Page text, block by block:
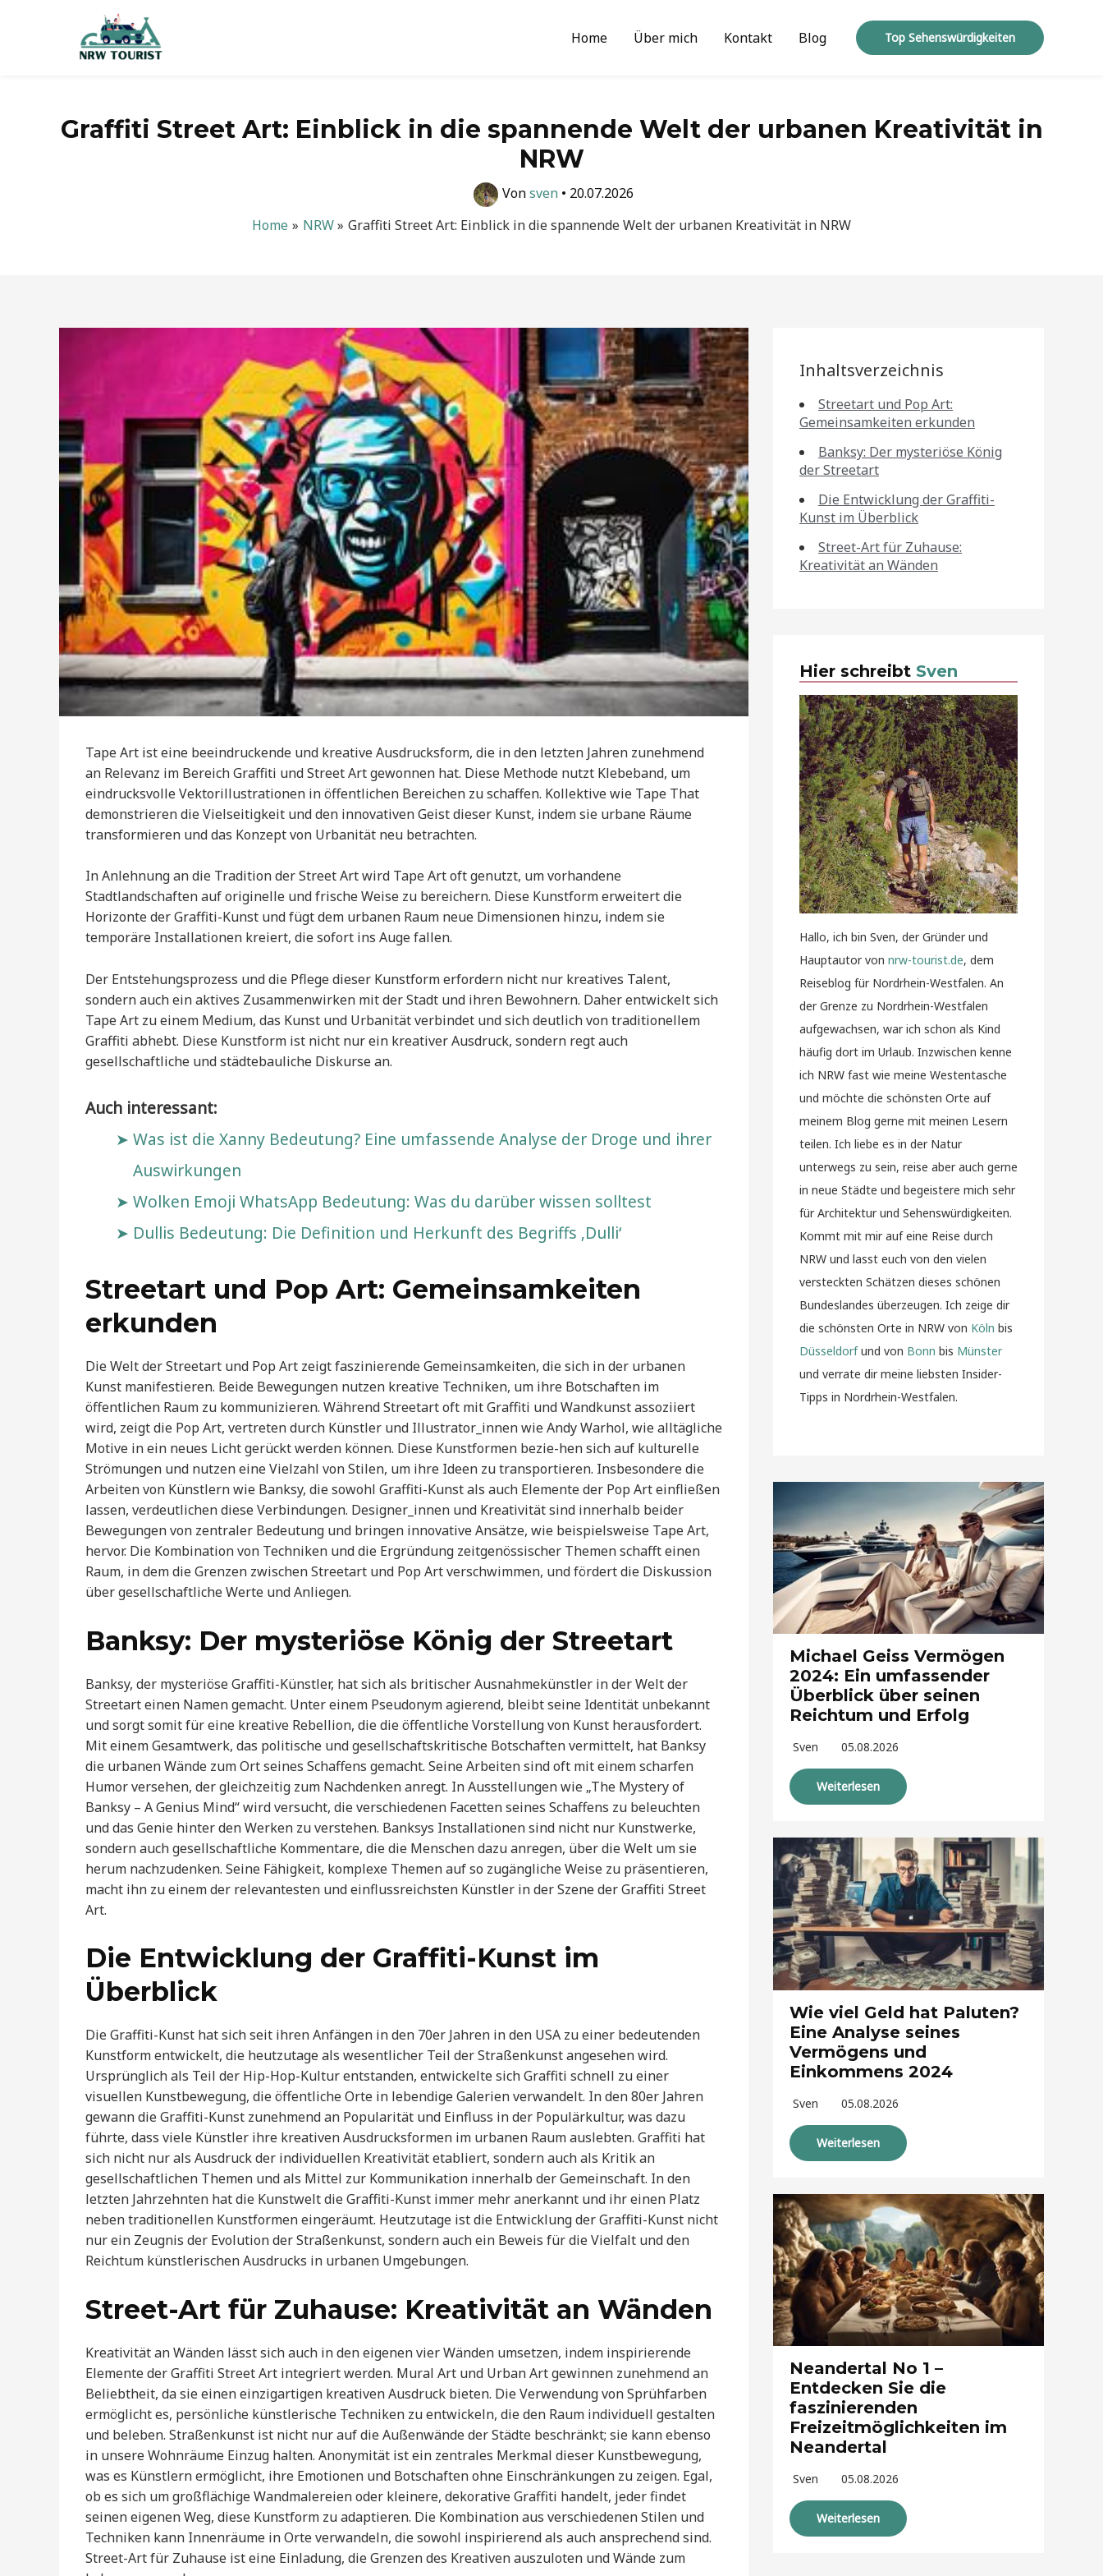
Home Über mich Kontakt Blog Top Sehenswürdigkeiten
Graffiti Street Art: Einblick in die spannende Welt der urbanen Kreativität in
NRW
Vonsven • 20.07.2026
Home
NRW Graffiti Street Art: Einblick in die spannende Welt der urbanen Kreativität in NRW
Tape Art ist eine beeindruckende und kreative Ausdrucksform, die in den letzten Jahren zunehmend
an Relevanz im Bereich Graffiti und Street Art gewonnen hat. Diese Methode nutzt Klebeband, um
eindrucksvolle Vektorillustrationen in öffentlichen Bereichen zu schaffen. Kollektive wie Tape That
demonstrieren die Vielseitigkeit und den innovativen Geist dieser Kunst, indem sie urbane Räume
transformieren und das Konzept von Urbanität neu betrachten.
In Anlehnung an die Tradition der Street Art wird Tape Art oft genutzt, um vorhandene
Stadtlandschaften auf originelle und frische Weise zu bereichern. Diese Kunstform erweitert die
Horizonte der Graffiti-Kunst und fügt dem urbanen Raum neue Dimensionen hinzu, indem sie
temporäre Installationen kreiert, die sofort ins Auge fallen.
Der Entstehungsprozess und die Pflege dieser Kunstform erfordern nicht nur kreatives Talent,
sondern auch ein aktives Zusammenwirken mit der Stadt und ihren Bewohnern. Daher entwickelt sich
Tape Art zu einem Medium, das Kunst und Urbanität verbindet und sich deutlich von traditionellem
Graffiti abhebt. Diese Kunstform ist nicht nur ein kreativer Ausdruck, sondern regt auch
gesellschaftliche und städtebauliche Diskurse an.
Auch interessant:
Was ist die Xanny Bedeutung? Eine umfassende Analyse der Droge und ihrer
Auswirkungen
Wolken Emoji WhatsApp Bedeutung: Was du darüber wissen solltest
Dullis Bedeutung: Die Definition und Herkunft des Begriffs ‚Dulli‘
Streetart und Pop Art: Gemeinsamkeiten
erkunden
Die Welt der Streetart und Pop Art zeigt faszinierende Gemeinsamkeiten, die sich in der urbanen
Kunst manifestieren. Beide Bewegungen nutzen kreative Techniken, um ihre Botschaften im
öffentlichen Raum zu kommunizieren. Während Streetart oft mit Graffiti und Wandkunst assoziiert
wird, zeigt die Pop Art, vertreten durch Künstler und Illustrator_innen wie Andy Warhol, wie alltägliche
Motive in ein neues Licht gerückt werden können. Diese Kunstformen bezie-hen sich auf kulturelle
Strömungen und nutzen eine Vielzahl von Stilen, um ihre Ideen zu transportieren. Insbesondere die
Arbeiten von Künstlern wie Banksy, die sowohl Graffiti-Kunst als auch Elemente der Pop Art einfließen
lassen, verdeutlichen diese Verbindungen. Designer_innen und Kreativität sind innerhalb beider
Bewegungen von zentraler Bedeutung und bringen innovative Ansätze, wie beispielsweise Tape Art,
hervor. Die Kombination von Techniken und die Ergründung zeitgenössischer Themen schafft einen
Raum, in dem die Grenzen zwischen Streetart und Pop Art verschwimmen, und fördert die Diskussion
über gesellschaftliche Werte und Anliegen.
Banksy: Der mysteriöse König der Streetart
Banksy, der mysteriöse Graffiti-Künstler, hat sich als britischer Ausnahmekünstler in der Welt der
Streetart einen Namen gemacht. Unter einem Pseudonym agierend, bleibt seine Identität unbekannt
und sorgt somit für eine kreative Rebellion, die die öffentliche Vorstellung von Kunst herausfordert.
Mit einem Gesamtwerk, das politische und gesellschaftskritische Botschaften vermittelt, hat Banksy
die urbanen Wände zum Ort seines Schaffens gemacht. Seine Arbeiten sind oft mit einem scharfen
Humor versehen, der gleichzeitig zum Nachdenken anregt. In Ausstellungen wie „The Mystery of
Banksy – A Genius Mind“ wird versucht, die verschiedenen Facetten seines Schaffens zu beleuchten
und das Genie hinter den Werken zu verstehen. Banksys Installationen sind nicht nur Kunstwerke,
sondern auch gesellschaftliche Kommentare, die die Menschen dazu anregen, über die Welt um sie
herum nachzudenken. Seine Fähigkeit, komplexe Themen auf so zugängliche Weise zu präsentieren,
macht ihn zu einem der relevantesten und einflussreichsten Künstler in der Szene der Graffiti Street
Art.
Die Entwicklung der Graffiti-Kunst im
Überblick
Die Graffiti-Kunst hat sich seit ihren Anfängen in den 70er Jahren in den USA zu einer bedeutenden
Kunstform entwickelt, die heutzutage als wesentlicher Teil der Straßenkunst angesehen wird.
Ursprünglich als Teil der Hip-Hop-Kultur entstanden, entwickelte sich Graffiti schnell zu einer
visuellen Kunstbewegung, die öffentliche Orte in lebendige Galerien verwandelt. In den 80er Jahren
gewann die Graffiti-Kunst zunehmend an Popularität und Einfluss in der Populärkultur, was dazu
führte, dass viele Künstler ihre kreativen Ausdrucksformen im urbanen Raum auslebten. Graffiti hat
sich nicht nur als Ausdruck der individuellen Kreativität etabliert, sondern auch als Kritik an
gesellschaftlichen Themen und als Mittel zur Kommunikation innerhalb der Gemeinschaft. In den
letzten Jahrzehnten hat die Kunstwelt die Graffiti-Kunst immer mehr anerkannt und ihr einen Platz
neben traditionellen Kunstformen eingeräumt. Heutzutage ist die Entwicklung der Graffiti-Kunst nicht
nur ein Zeugnis der Evolution der Straßenkunst, sondern auch ein Beweis für die Vielfalt und den
Reichtum künstlerischen Ausdrucks in urbanen Umgebungen.
Street-Art für Zuhause: Kreativität an Wänden
Kreativität an Wänden lässt sich auch in den eigenen vier Wänden umsetzen, indem inspirierende
Elemente der Graffiti Street Art integriert werden. Mural Art und Urban Art gewinnen zunehmend an
Beliebtheit, da sie einen einzigartigen kreativen Ausdruck bieten. Die Verwendung von Sprühfarben
ermöglicht es, persönliche künstlerische Techniken zu entwickeln, die den Raum individuell gestalten
und beleben. Straßenkunst ist nicht nur auf die Außenwände der Städte beschränkt; sie kann ebenso
in unsere Wohnräume Einzug halten. Anonymität ist ein zentrales Merkmal dieser Kunstbewegung,
was es Künstlern ermöglicht, ihre Emotionen und Botschaften ohne Einschränkungen zu zeigen. Egal,
ob es sich um großflächige Wandmalereien oder kleinere, dekorative Graffiti handelt, jeder findet
seinen eigenen Weg, diese Kunstform zu adaptieren. Die Kombination aus verschiedenen Stilen und
Techniken kann Innenräume in Orte verwandeln, die sowohl inspirierend als auch ansprechend sind.
Street-Art für Zuhause ist eine Einladung, die Grenzen des Kreativen auszuloten und Wände zum
Inhaltsverzeichnis
Streetart und Pop Art:
Gemeinsamkeiten erkunden
Banksy: Der mysteriöse König
der Streetart
Die Entwicklung der Graffiti-
Kunst im Überblick
Street-Art für Zuhause:
Kreativität an Wänden
Hier schreibt Sven
Hallo, ich bin Sven, der Gründer und
Hauptautor von nrw-tourist.de, dem
Reiseblog für Nordrhein-Westfalen. An
der Grenze zu Nordrhein-Westfalen
aufgewachsen, war ich schon als Kind
häufig dort im Urlaub. Inzwischen kenne
ich NRW fast wie meine Westentasche
und möchte die schönsten Orte auf
meinem Blog gerne mit meinen Lesern
teilen. Ich liebe es in der Natur
unterwegs zu sein, reise aber auch gerne
in neue Städte und begeistere mich sehr
für Architektur und Sehenswürdigkeiten.
Kommt mit mir auf eine Reise durch
NRW und lasst euch von den vielen
versteckten Schätzen dieses schönen
Bundeslandes überzeugen. Ich zeige dir
die schönsten Orte in NRW von Köln bis
Düsseldorfund von Bonn bis Münster
und verrate dir meine liebsten Insider-
Tipps in Nordrhein-Westfalen.
Michael Geiss Vermögen
2024: Ein umfassender
Überblick über seinen
Reichtum und Erfolg
Sven 05.08.2026
Weiterlesen
Wie viel Geld hat Paluten?
Eine Analyse seines
Vermögens und
Einkommens 2024
Sven 05.08.2026
Weiterlesen
Neandertal No 1 –
Entdecken Sie die
faszinierenden
Freizeitmöglichkeiten im
Neandertal
Sven 05.08.2026
Weiterlesen